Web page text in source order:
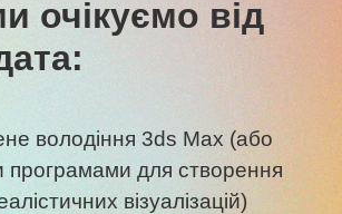
очікуємо від
володіння 3ds Max (або
програмами для створення
візуалізацій)